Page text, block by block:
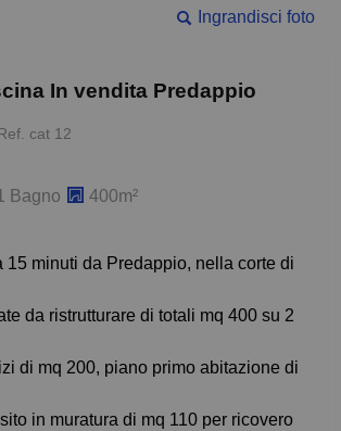
Ingrandisci foto
In vendita Predappio
cat 12
Bagno 400m²
da ristrutturare di totali mq 400 su 2
di mq 200, piano primo abitazione di
in muratura di mq 110 per ricovero